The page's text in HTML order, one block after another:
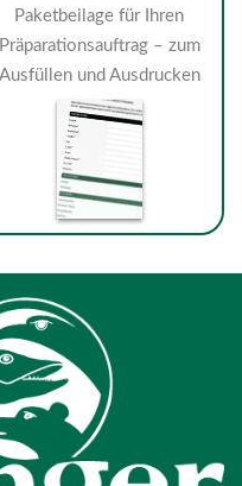
Paketbeilage für Ihren
Präparationsauftrag – zum
Ausfüllen und Ausdrucken